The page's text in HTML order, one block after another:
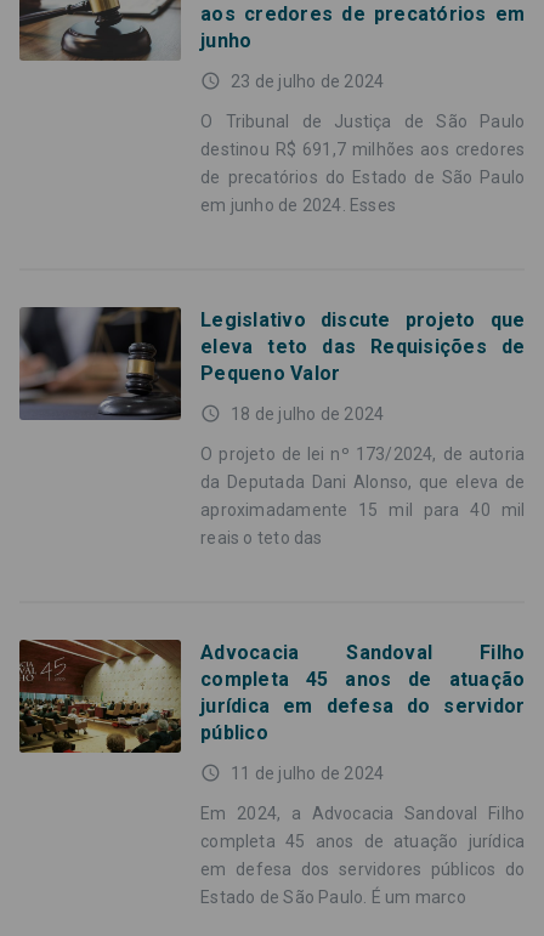
aos credores de precatórios em
junho
access_time 23 de julho de 2024
O Tribunal de Justiça de São Paulo
destinou R$ 691,7 milhões aos credores
de precatórios do Estado de São Paulo
em junho de 2024. Esses
Legislativo discute projeto que
eleva teto das Requisições de
Pequeno Valor
access_time 18 de julho de 2024
O projeto de lei nº 173/2024, de autoria
da Deputada Dani Alonso, que eleva de
aproximadamente 15 mil para 40 mil
reais o teto das
Advocacia Sandoval Filho
completa 45 anos de atuação
jurídica em defesa do servidor
público
access_time 11 de julho de 2024
Em 2024, a Advocacia Sandoval Filho
completa 45 anos de atuação jurídica
em defesa dos servidores públicos do
Estado de São Paulo. É um marco